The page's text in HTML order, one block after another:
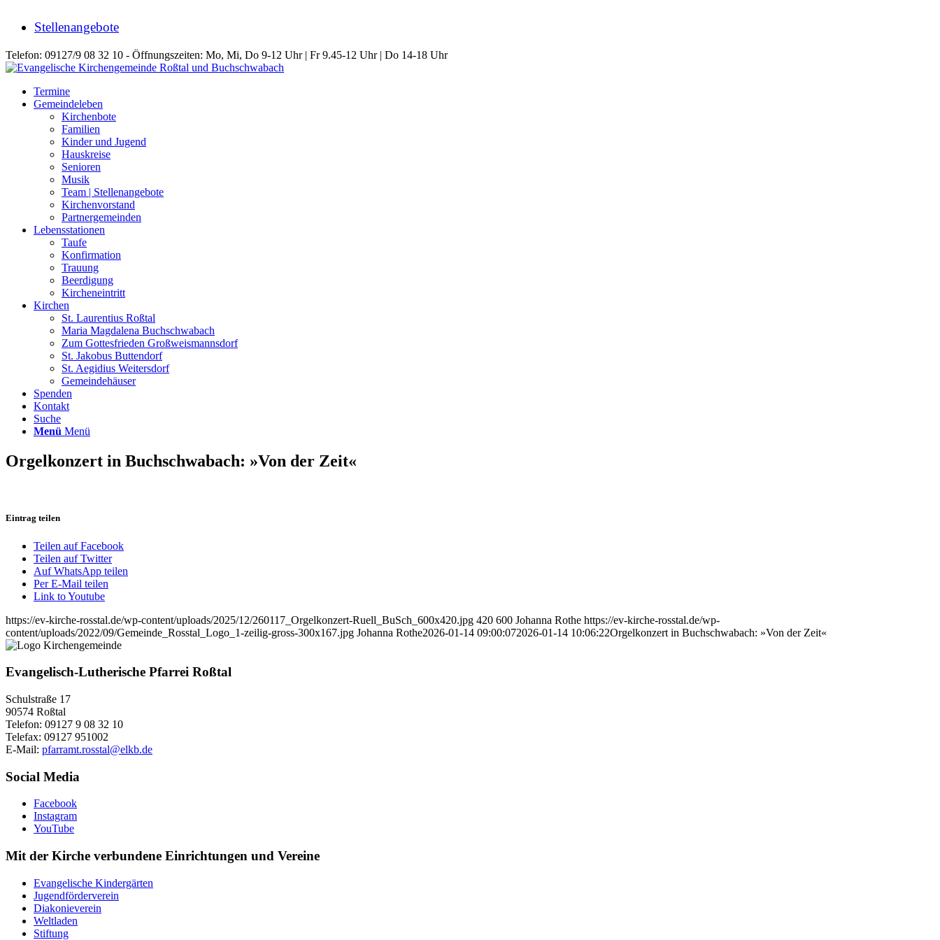
Stellenangebote
Telefon: 09127/9 08 32 10 - Öffnungszeiten: Mo, Mi, Do 9-12 Uhr | Fr 9.45-12 Uhr | Do 14-18 Uhr
Termine
Gemeindeleben
Kirchenbote
Familien
Kinder und Jugend
Hauskreise
Senioren
Musik
Team | Stellenangebote
Kirchenvorstand
Partnergemeinden
Lebensstationen
Taufe
Konfirmation
Trauung
Beerdigung
Kircheneintritt
Kirchen
St. Laurentius Roßtal
Maria Magdalena Buchschwabach
Zum Gottesfrieden Großweismannsdorf
St. Jakobus Buttendorf
St. Aegidius Weitersdorf
Gemeindehäuser
Spenden
Kontakt
Suche
Menü Menü
Orgelkonzert in Buchschwabach: »Von der Zeit«
Eintrag teilen
Teilen auf Facebook
Teilen auf Twitter
Auf WhatsApp teilen
Per E-Mail teilen
Link to Youtube
https://ev-kirche-rosstal.de/wp-content/uploads/2025/12/260117_Orgelkonzert-Ruell_BuSch_600x420.jpg 420 600 Johanna Rothe https://ev-kirche-rosstal.de/wp-
content/uploads/2022/09/Gemeinde_Rosstal_Logo_1-zeilig-gross-300x167.jpg Johanna Rothe2026-01-14 09:00:072026-01-14 10:06:22Orgelkonzert in Buchschwabach: »Von der Zeit«
Evangelisch-Lutherische Pfarrei Roßtal
Schulstraße 17
90574 Roßtal
Telefon: 09127 9 08 32 10
Telefax: 09127 951002
E-Mail: pfarramt.rosstal@elkb.de
Social Media
Facebook
Instagram
YouTube
Mit der Kirche verbundene Einrichtungen und Vereine
Evangelische Kindergärten
Jugendförderverein
Diakonieverein
Weltladen
Stiftung